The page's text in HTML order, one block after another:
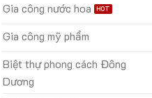
Gia công nước hoa
Gia công mỹ phẩm
Biệt thự phong cách Đông
Dương